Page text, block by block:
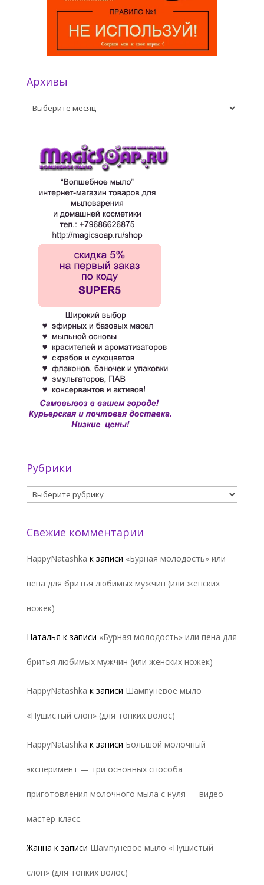
Архивы
Архивы
Рубрики
Рубрики
Свежие комментарии
HappyNatashka к записи «Бурная молодость» или
пена для бритья любимых мужчин (или женских
ножек)
Наталья к записи «Бурная молодость» или пена для
бритья любимых мужчин (или женских ножек)
HappyNatashka к записи Шампуневое мыло
«Пушистый слон» (для тонких волос)
HappyNatashka к записи Большой молочный
эксперимент — три основных способа
приготовления молочного мыла с нуля — видео
мастер-класс.
Жанна к записи Шампуневое мыло «Пушистый
слон» (для тонких волос)